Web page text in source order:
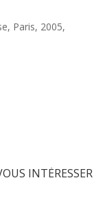
Paris, 2005,
INTÉRESSER